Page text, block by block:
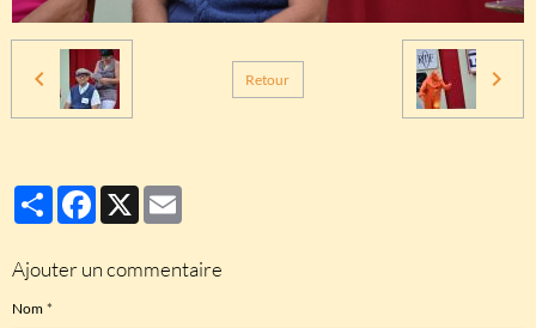
Retour
PartagerFacebook
X
Ajouter un commentaire
Nom